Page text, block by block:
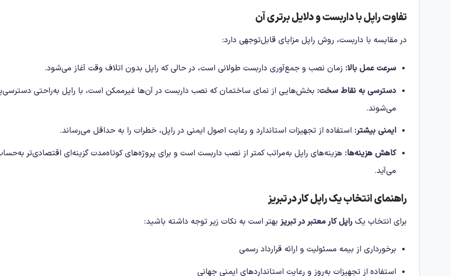
تفاوت راپل با داربست و دلایل برتری آن
در مقایسه با داربست، روش راپل مزایای قابل‌توجهی دارد:
سرعت عمل بالا: زمان نصب و جمع‌آوری داربست طولانی است، در حالی‌ که راپل بدون اتلاف وقت آغاز می‌شود.
دسترسی به نقاط سخت: بخش‌هایی از نمای ساختمان که نصب داربست در آن‌ها غیرممکن است، با راپل به‌راحتی
می‌شوند.
ایمنی بیشتر: استفاده از تجهیزات استاندارد و رعایت اصول ایمنی در راپل، خطرات را به حداقل می‌رساند.
کاهش هزینه‌ها: هزینه‌های راپل به‌مراتب کمتر از نصب داربست است و برای پروژه‌های کوتاه‌مدت گزینه‌ای اقتصادی‌تر
می‌آید.
راهنمای انتخاب یک راپل کار در تبریز
برای انتخاب یک راپل کار معتبر در تبریز بهتر است به نکات زیر توجه داشته باشید:
برخورداری از بیمه مسئولیت و ارائه قرارداد رسمی
استفاده از تجهیزات به‌روز و رعایت استانداردهای ایمنی جهانی